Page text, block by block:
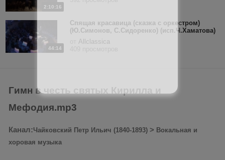
2:10:16
44:14
Спящая красавица (сказка с оркестром)
(Ю.Симонов, С.Сидоренко) (исп.Ч.Хаматова)
2007 г., литературно-музыкальная
композиция
Allclassica
Гимн в честь святых Кирилла и
Мефодия.mp3
Канал:Чайковский Петр Ильич (1840-1893) > Вокальная и
хоровая музыка